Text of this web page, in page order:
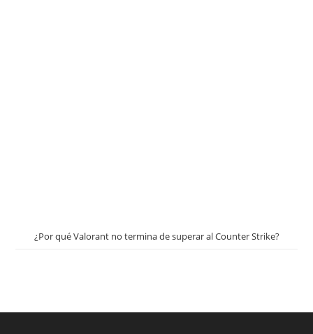
¿Por qué Valorant no termina de superar al Counter Strike?